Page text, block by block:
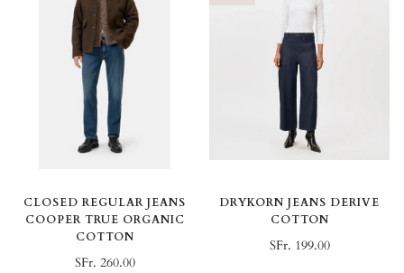
CLOSED REGULAR JEANS
COOPER TRUE ORGANIC
COTTON
SFr. 260.00
DRYKORN JEANS DERIVE
COTTON
SFr. 199.00